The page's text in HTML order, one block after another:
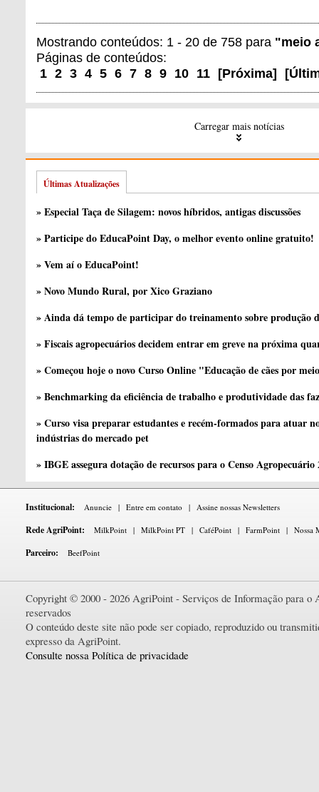
Mostrando conteúdos: 1 - 20 de 758 para "meio
Páginas de conteúdos:
1 2 3 4 5 6 7 8 9 10 11 [Próxima] [
Carregar mais notícias
Últimas Atualizações
» Especial Taça de Silagem: novos híbridos, antigas discussões
» Participe do EducaPoint Day, o melhor evento online gratuito!
» Vem aí o EducaPoint!
» Novo Mundo Rural, por Xico Graziano
» Ainda dá tempo de participar do treinamento sobre produção
» Fiscais agropecuários decidem entrar em greve na próxima
» Começou hoje o novo Curso Online "Educação de cães por
» Benchmarking da eficiência de trabalho e produtividade das
» Curso visa preparar estudantes e recém-formados para atuar
indústrias do mercado pet
» IBGE assegura dotação de recursos para o Censo Agropecuário
Institucional: Anuncie | Entre em contato | Assine nossas Newsletters
Rede AgriPoint: MilkPoint | MilkPoint PT | CaféPoint | FarmPoint | Nossa
Parceiro: BeefPoint
Copyright © 2000 - 2026 AgriPoint - Serviços de Informação para o
reservados
O conteúdo deste site não pode ser copiado, reproduzido ou
expresso da AgriPoint.
Consulte nossa Política de privacidade